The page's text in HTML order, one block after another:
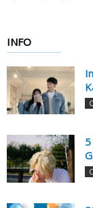
INFO